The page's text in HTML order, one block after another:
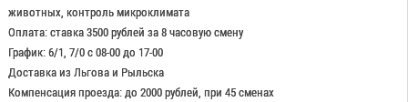
животных, контроль микроклимата
Оплата: ставка 3500 рублей за 8 часовую смену
График: 6/1, 7/0 с 08-00 до 17-00
Доставка из Льгова и Рыльска
Компенсация проезда: до 2000 рублей, при 45 сменах